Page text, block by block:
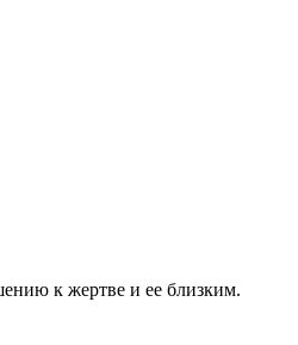
к жертве и ее близким.